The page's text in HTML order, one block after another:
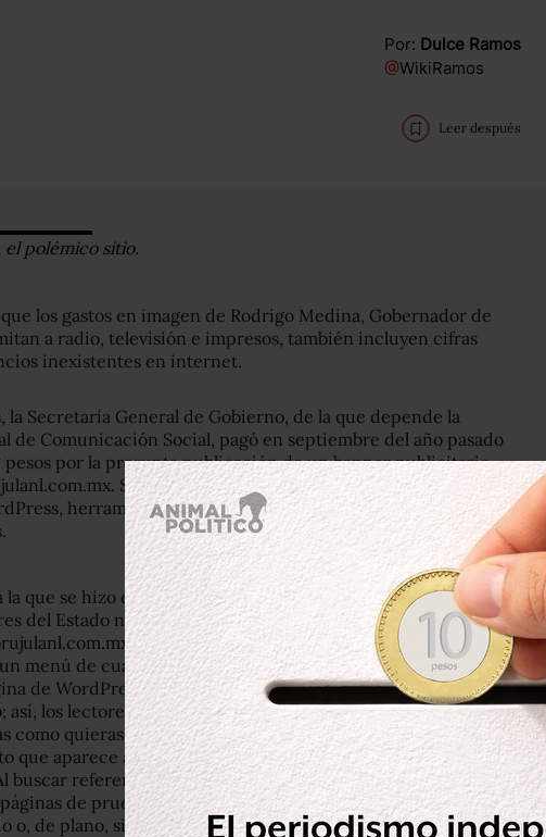
Por: Dulce Ramos
@WikiRamos
Leer después
el polémico sitio.
los gastos en imagen de Rodrigo Medina, Gobernador de
a radio, televisión e impresos, también incluyen cifras
inexistentes en internet.
la Secretaría General de Gobierno, de la que depende la
de Comunicación Social, pagó en septiembre del año pasado
pesos por la presunta publicación de un banner publicitario
Sin embargo, en ese sitio web sólo existe una
herramienta gratuita que permite crear blogs usando
la que se hizo el pago, Lausiv Services, no aparece en el
del Estado ni en el Instituto Registral y Catastral. La página
está prácticamente en blanco y sólo contiene
menú de cuatro opciones que llevan a ninguna parte. “Esto
de WordPress, puedes editarla para mostrar información
los lectores sabrán a qué atenerse. Puedes crear tantas
como quieras y organizar su contenido dentro de
que aparece al seleccionar la liga ‘Portada’, que es la única
buscar referencias en línea sobre ‘Labrujulanl’, sólo
de prueba, también elaboradas con diseños gratuitos,
o, de plano, sin contenido.